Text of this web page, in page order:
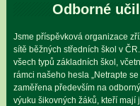
Odborné
Jsme příspěvková organizace
sítě běžných středních škol v
všech typů základních škol,
rámci našeho hesla „Netrapte
zaměřena především na
výuku šikovných žáků, kteří